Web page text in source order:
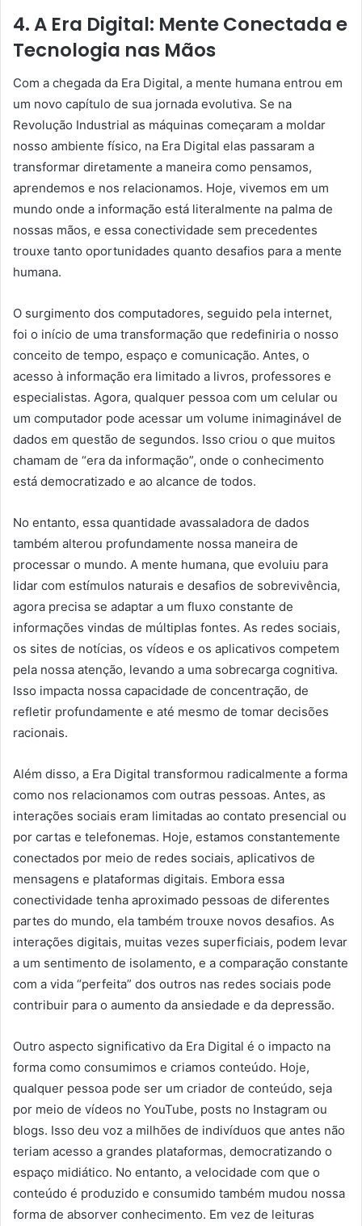
4. A Era Digital: Mente Conectada e
Tecnologia nas Mãos
Com a chegada da Era Digital, a mente humana entrou em
um novo capítulo de sua jornada evolutiva. Se na
Revolução Industrial as máquinas começaram a moldar
nosso ambiente físico, na Era Digital elas passaram a
transformar diretamente a maneira como pensamos,
aprendemos e nos relacionamos. Hoje, vivemos em um
mundo onde a informação está literalmente na palma de
nossas mãos, e essa conectividade sem precedentes
trouxe tanto oportunidades quanto desafios para a mente
humana.
O surgimento dos computadores, seguido pela internet,
foi o início de uma transformação que redefiniria o nosso
conceito de tempo, espaço e comunicação. Antes, o
acesso à informação era limitado a livros, professores e
especialistas. Agora, qualquer pessoa com um celular ou
um computador pode acessar um volume inimaginável de
dados em questão de segundos. Isso criou o que muitos
chamam de “era da informação”, onde o conhecimento
está democratizado e ao alcance de todos.
No entanto, essa quantidade avassaladora de dados
também alterou profundamente nossa maneira de
processar o mundo. A mente humana, que evoluiu para
lidar com estímulos naturais e desafios de sobrevivência,
agora precisa se adaptar a um fluxo constante de
informações vindas de múltiplas fontes. As redes sociais,
os sites de notícias, os vídeos e os aplicativos competem
pela nossa atenção, levando a uma sobrecarga cognitiva.
Isso impacta nossa capacidade de concentração, de
refletir profundamente e até mesmo de tomar decisões
racionais.
Além disso, a Era Digital transformou radicalmente a forma
como nos relacionamos com outras pessoas. Antes, as
interações sociais eram limitadas ao contato presencial ou
por cartas e telefonemas. Hoje, estamos constantemente
conectados por meio de redes sociais, aplicativos de
mensagens e plataformas digitais. Embora essa
conectividade tenha aproximado pessoas de diferentes
partes do mundo, ela também trouxe novos desafios. As
interações digitais, muitas vezes superficiais, podem levar
a um sentimento de isolamento, e a comparação constante
com a vida “perfeita” dos outros nas redes sociais pode
contribuir para o aumento da ansiedade e da depressão.
Outro aspecto significativo da Era Digital é o impacto na
forma como consumimos e criamos conteúdo. Hoje,
qualquer pessoa pode ser um criador de conteúdo, seja
por meio de vídeos no YouTube, posts no Instagram ou
blogs. Isso deu voz a milhões de indivíduos que antes não
teriam acesso a grandes plataformas, democratizando o
espaço midiático. No entanto, a velocidade com que o
conteúdo é produzido e consumido também mudou nossa
forma de absorver conhecimento. Em vez de leituras